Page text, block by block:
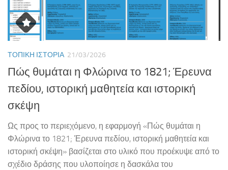
ΤΟΠΙΚΉ ΙΣΤΟΡΊΑ 21/03/2026
Πώς θυμάται η Φλώρινα το 1821; Έρευνα
πεδίου, ιστορική μαθητεία και ιστορική
σκέψη
Ως προς το περιεχόμενο, η εφαρμογή «Πώς θυμάται η
Φλώρινα το 1821; Έρευνα πεδίου, ιστορική μαθητεία και
ιστορική σκέψη» βασίζεται στο υλικό που προέκυψε από το
σχέδιο δράσης που υλοποίησε η δασκάλα του